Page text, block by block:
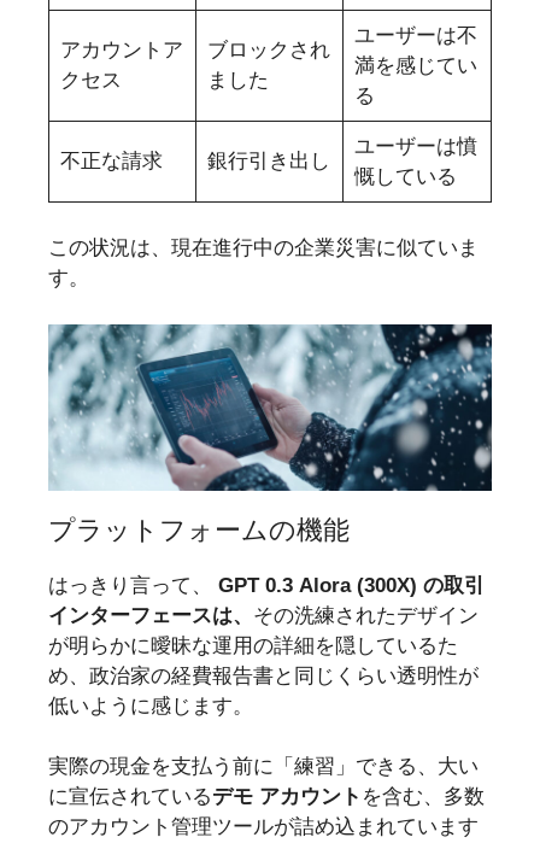
アカウントア
クセス
ブロックされ
ました
ユーザーは不
満を感じてい
る
不正な請求 銀行引き出し
ユーザーは憤
慨している
この状況は、現在進行中の企業災害に似ていま
す。
プラットフォームの機能
はっきり言って、 GPT 0.3 Alora (300X) の取引
インターフェースは、 その洗練されたデザイン
が明らかに曖昧な運用の詳細を隠しているた
め、政治家の経費報告書と同じくらい透明性が
低いように感じます。
実際の現金を支払う前に「練習」できる、大い
に宣伝されているデモ アカウント を含む、多数
のアカウント管理ツールが詰め込まれています